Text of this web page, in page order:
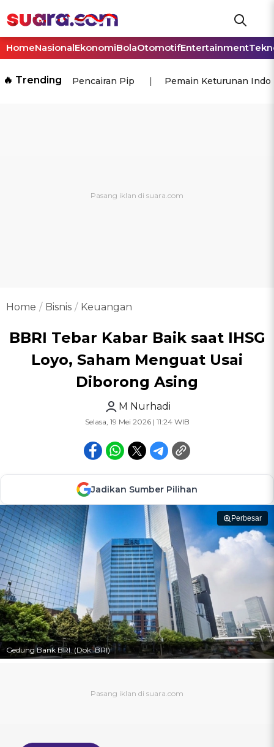
HomeNasionalEkonomiBolaOtomotifEntertainment
🔥 Trending Pencairan Pip Pemain Keturunan
Home Bisnis Keuangan
BBRI Tebar Kabar Baik saat IHSG
Loyo, Saham Menguat Usai
Diborong Asing
M Nurhadi
Selasa, 19 Mei 2026 | 11:24 WIB
Jadikan Sumber Pilihan
Perbesar
Gedung Bank BRI. (Dok: BRI)